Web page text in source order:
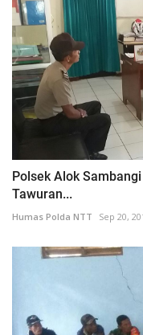
Polsek Alok
Tawuran...
Humas Polda NTT Sep 20,